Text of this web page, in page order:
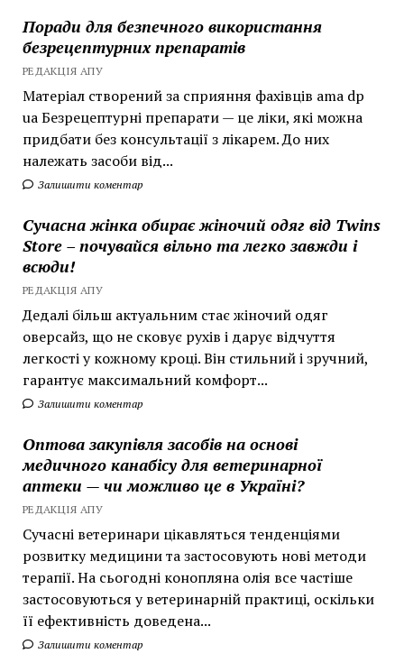
Поради для безпечного використання
безрецептурних препаратів
РЕДАКЦІЯ АПУ
Матеріал створений за сприяння фахівців ama dp
ua Безрецептурні препарати — це ліки, які можна
придбати без консультації з лікарем. До них
належать засоби від...
Залишити коментар
Сучасна жінка обирає жіночий одяг від Twins
Store – почувайся вільно та легко завжди і
всюди!
РЕДАКЦІЯ АПУ
Дедалі більш актуальним стає жіночий одяг
оверсайз, що не сковує рухів і дарує відчуття
легкості у кожному кроці. Він стильний і зручний,
гарантує максимальний комфорт...
Залишити коментар
Оптова закупівля засобів на основі
медичного канабісу для ветеринарної
аптеки — чи можливо це в Україні?
РЕДАКЦІЯ АПУ
Сучасні ветеринари цікавляться тенденціями
розвитку медицини та застосовують нові методи
терапії. На сьогодні конопляна олія все частіше
застосовуються у ветеринарній практиці, оскільки
її ефективність доведена...
Залишити коментар